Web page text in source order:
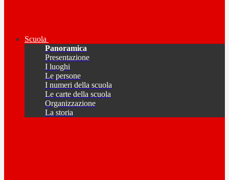
Scuola
Panoramica
Presentazione
I luoghi
Le persone
I numeri della scuola
Le carte della scuola
Organizzazione
La storia